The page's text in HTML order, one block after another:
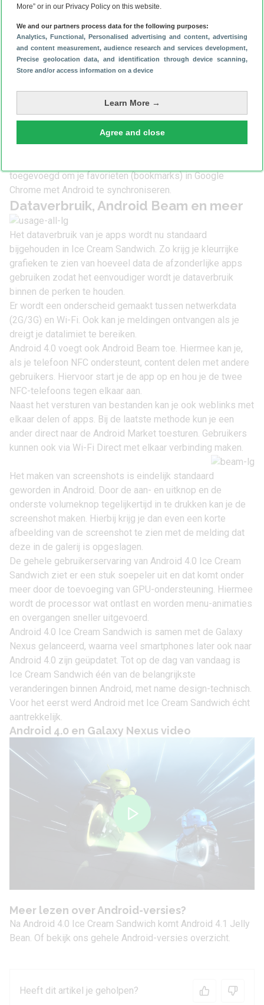
More” or in our Privacy Policy on this website.
We and our partners process data for the following purposes:
Analytics, Functional, Personalised advertising and content, advertising
and content measurement, audience research and services development,
Precise geolocation data, and identification through device scanning,
Store and/or access information on a device
Learn More →
Agree and close
tekst is nu ook vereenvoudigd.
opzichte van de vorige Android-versies. Je kan nu
eenvoudiger bepalen of je de mobiele versie van een
website of de volledige versie wit bekijken. Het
tabbladenbeheer is verbeterd. Nu kan je tot zestien
tabbladen openen in de Android-browser en kan je
tabbladen sluiten door deze weg te wegen. Het wisselen
tussen tabbladen is vergelijkbaar met het wisselen tussen
openstaande apps. Ook hierbij zie je previews van
websites die nu open staan. Pagina’s zijn ook op te slaan
toegevoegd om je favorieten (bookmarks) in Google
Chrome met Android te synchroniseren.
Dataverbruik, Android Beam en meer
Het dataverbruik van je apps wordt nu standaard
bijgehouden in Ice Cream Sandwich. Zo krijg je kleurrijke
grafieken te zien van hoeveel data de afzonderlijke apps
gebruiken zodat het eenvoudiger wordt je dataverbruik
binnen de perken te houden.
Er wordt een onderscheid gemaakt tussen netwerkdata
(2G/3G) en Wi-Fi. Ook kan je meldingen ontvangen als je
dreigt je datalimiet te bereiken.
Android 4.0 voegt ook Android Beam toe. Hiermee kan je,
als je telefoon NFC ondersteunt, content delen met andere
gebruikers. Hiervoor start je de app op en hou je de twee
NFC-telefoons tegen elkaar aan.
Naast het versturen van bestanden kan je ook weblinks met
elkaar delen of apps. Bij de laatste methode kun je een
ander direct naar de Android Market toesturen. Gebruikers
kunnen ook via Wi-Fi Direct met elkaar verbinding maken.
Het maken van screenshots is eindelijk standaard
geworden in Android. Door de aan- en uitknop en de
onderste volumeknop tegelijkertijd in te drukken kan je de
screenshot maken. Hierbij krijg je dan even een korte
afbeelding van de screenshot te zien met de melding dat
deze in de galerij is opgeslagen.
De gehele gebruikerservaring van Android 4.0 Ice Cream
Sandwich ziet er een stuk soepeler uit en dat komt onder
meer door de toevoeging van GPU-ondersteuning. Hiermee
wordt de processor wat ontlast en worden menu-animaties
en overgangen sneller uitgevoerd.
Android 4.0 Ice Cream Sandwich is samen met de Galaxy
Nexus gelanceerd, waarna veel smartphones later ook naar
Android 4.0 zijn geüpdatet. Tot op de dag van vandaag is
Ice Cream Sandwich één van de belangrijkste
veranderingen binnen Android, met name design-technisch.
Voor het eerst werd Android met Ice Cream Sandwich écht
aantrekkelijk.
Android 4.0 en Galaxy Nexus video
Meer lezen over Android-versies?
Na Android 4.0 Ice Cream Sandwich komt Android 4.1 Jelly
Bean. Of bekijk ons gehele Android-versies overzicht.
Heeft dit artikel je geholpen?